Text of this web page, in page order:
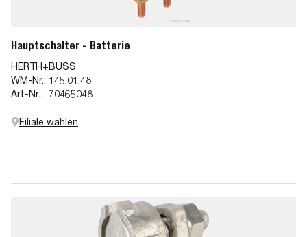
Hauptschalter - Batterie
HERTH+BUSS
WM-Nr.: 145.01.48
Art-Nr.:
70465048
Filiale wählen